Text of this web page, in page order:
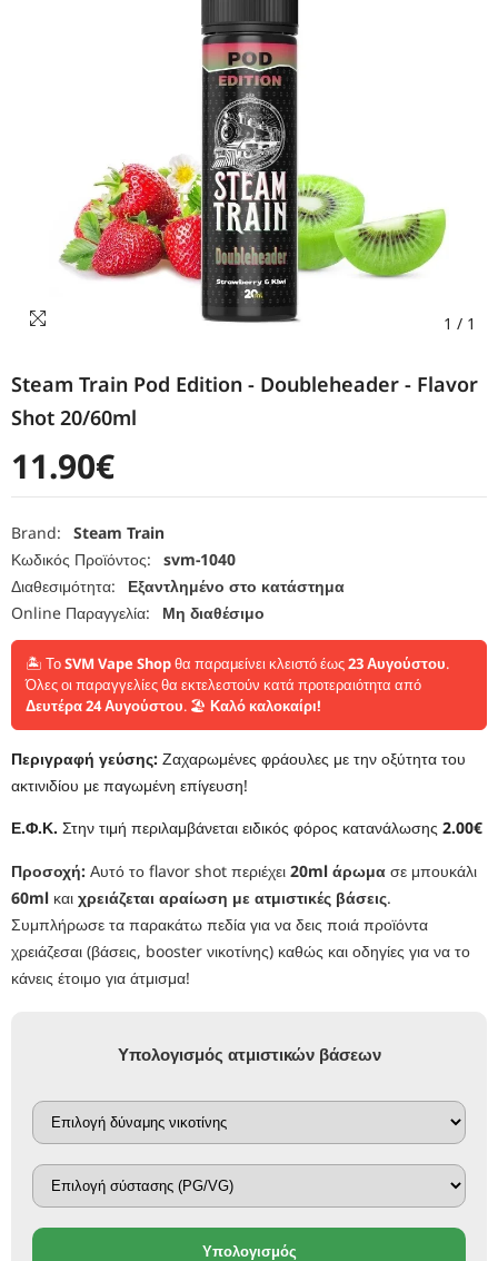
1 / 1
Steam Train Pod Edition - Doubleheader - Flavor
Shot 20/60ml
11.90€
Brand:
Steam Train
Κωδικός Προϊόντος:
svm-1040
Διαθεσιμότητα:
Εξαντλημένο στο κατάστημα
Online Παραγγελία:
Μη διαθέσιμο
🏝️ ΤοSVM Vape Shopθα παραμείνει κλειστό έως23 Αυγούστου.
Όλες οι παραγγελίες θα εκτελεστούν κατά προτεραιότητα από
Δευτέρα 24 Αυγούστου. 🏖️ Καλό καλοκαίρι!
Περιγραφή γεύσης: Ζαχαρωμένες φράουλες με την οξύτητα του
ακτινιδίου με παγωμένη επίγευση!
Ε.Φ.Κ. Στην τιμή περιλαμβάνεται ειδικός φόρος κατανάλωσης 2.00€
Προσοχή: Αυτό το flavor shot περιέχει 20ml άρωμα σε μπουκάλι
60ml και χρειάζεται αραίωση με ατμιστικές βάσεις.
Συμπλήρωσε τα παρακάτω πεδία για να δεις ποιά προϊόντα
χρειάζεσαι (βάσεις, booster νικοτίνης) καθώς και οδηγίες για να το
κάνεις έτοιμο για άτμισμα!
Υπολογισμός ατμιστικών βάσεων
Υπολογισμός